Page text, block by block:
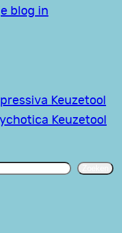
blog in
Keuzetool
Keuzetool